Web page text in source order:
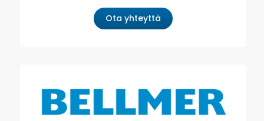
Ota yhteyttä